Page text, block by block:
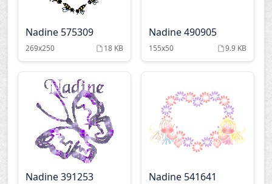
Nadine 575309
269x250 18 KB
Nadine 490905
155x50 9.9 KB
Nadine 391253 Nadine 541641